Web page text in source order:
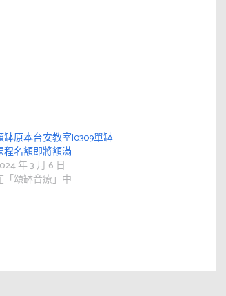
缽原本台安教室|0309單缽
程名額即將額滿
年 3 月 6 日
「頌缽音療」中